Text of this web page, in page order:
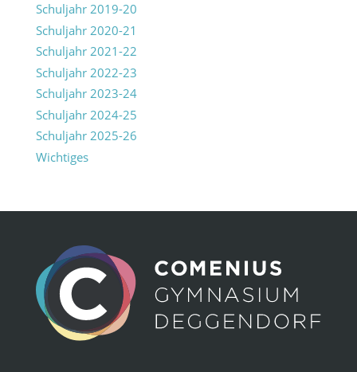
Schuljahr 2019-20
Schuljahr 2020-21
Schuljahr 2021-22
Schuljahr 2022-23
Schuljahr 2023-24
Schuljahr 2024-25
Schuljahr 2025-26
Wichtiges